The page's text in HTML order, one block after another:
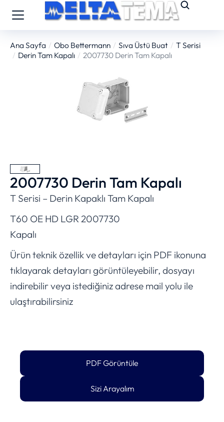
You are here:
Ana Sayfa Obo Bettermann Sıva Üstü Buat
T Serisi
Derin Tam Kapalı
2007730 Derin Tam Kapalı
2007730 Derin Tam Kapalı
T Serisi – Derin Kapaklı Tam Kapalı
T60 OE HD LGR 2007730
Kapalı
Ürün teknik özellik ve detayları için PDF ikonuna
tıklayarak detayları görüntüleyebilir, dosyayı
indirebilir veya istediğiniz adrese mail yolu ile
ulaştırabilirsiniz
PDF Görüntüle
Sizi Arayalım